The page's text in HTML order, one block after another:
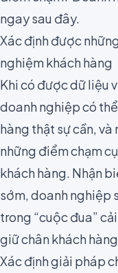
ngay sau đây.
Xác định được
nghiệm khách hàng
Khi có được dữ liệu
doanh nghiệp có
hàng thật sự cần,
những điểm chạm
khách hàng. Nhận
sớm, doanh nghiệp
trong “cuộc đua”
giữ chân khách hàng
Xác định giải pháp